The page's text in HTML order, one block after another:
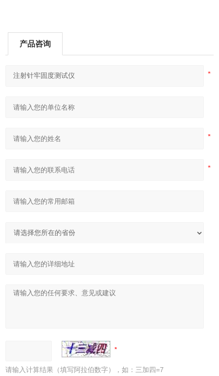
产品咨询
请输入计算结果（填写阿拉伯数字），如：三加四=7